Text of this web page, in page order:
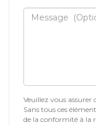
Veuillez vous assurer
Sans tous ces
de la conformité à la